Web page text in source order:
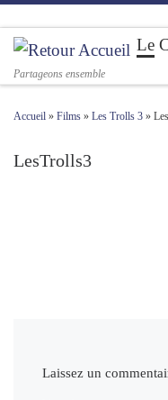
Passer au contenu
Le
Partageons ensemble
Accueil » Films » Les Trolls 3 »
LesTrolls3
Laissez un